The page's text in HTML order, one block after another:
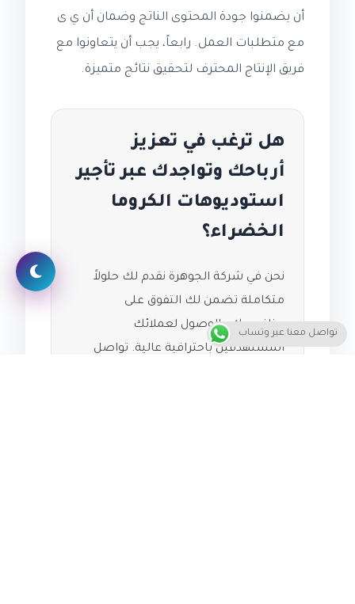
أن يضمنوا جودة المحتوى الناتج وضمان أن ي ى
مع متطلبات العمل. رابعاً، يجب أن يتعاونوا مع
فريق الإنتاج المحترف لتحقيق نتائج متميزة.
هل ترغب في تعزيز
أرباحك وتواجدك عبر تأجير
استوديوهات الكروما
الخضراء؟
نحن في شركة الجوهرة نقدم لك حلولاً
متكاملة تضمن لك التفوق على
منافسيك والوصول لعملائك
المستهدفين باحترافية عالية. تواصل
تواصل معنا عبر وتساب